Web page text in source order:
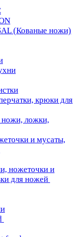
(Кованые ножи)
крюки для
ножи, ложки,
и мусаты,
ножеточки и
для ножей